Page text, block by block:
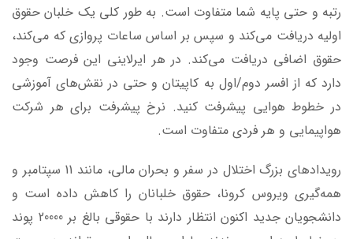
رتبه و حتی پایه شما متفاوت است. به طور کلی یک خلبان حقوق
اولیه دریافت می‌کند و سپس بر اساس ساعات پروازی که می‌کند،
حقوق اضافی دریافت می‌کند. در هر ایرلاینی این فرصت وجود
دارد که از افسر دوم/اول به کاپیتان و حتی در نقش‌های آموزشی
در خطوط هوایی پیشرفت کنید. نرخ پیشرفت برای هر شرکت
هواپیمایی و هر فردی متفاوت است.
رویدادهای بزرگ اختلال در سفر و بحران مالی، مانند 11 سپتامبر و
همه‌گیری ویروس کرونا، حقوق خلبانان را کاهش داده است و
دانشجویان جدید اکنون انتظار دارند با حقوقی بالغ بر 20000 پوند